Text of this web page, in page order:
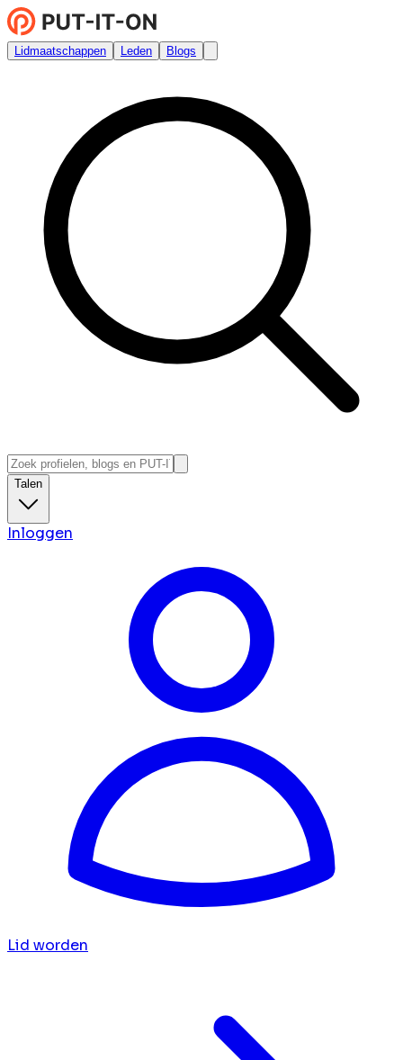
Lidmaatschappen Leden Blogs
Talen
Inloggen
Lid worden